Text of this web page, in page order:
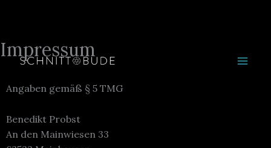
Zum
Inhalt
Impressum
Angaben gemäß § 5 TMG
Benedikt Probst
An den Mainwiesen 33